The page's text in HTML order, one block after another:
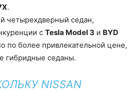
.
четырехдверный седан,
с Tesla Model 3 и BYD
по более привлекательной цене,
гибридные седаны.
NISSAN